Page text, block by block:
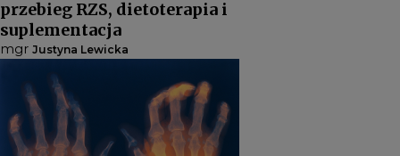
leczenia. Coraz więcej
dowodów naukowych
wskazuje, że odpowiednio
zaplanowane diety roślinne,
wsparte celowaną
suplementacją, mogą
łagodzić stan zapalny i
przebieg RZS, dietoterapia i
suplementacja
mgr Justyna Lewicka